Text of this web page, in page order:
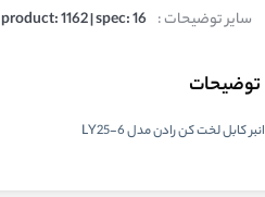
سایر توضیحات : product: 1162 | spec: 16
توضیحات
انبر کابل لخت کن رادن مدل LY25-6